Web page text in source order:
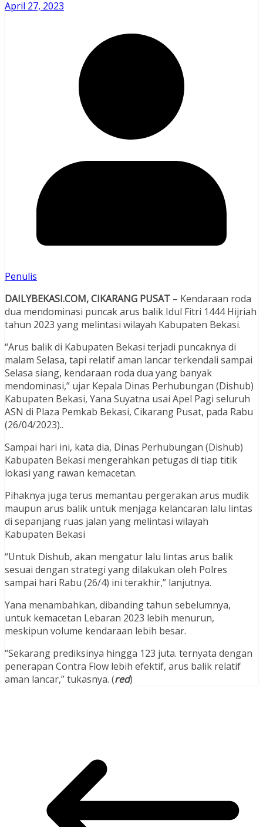
April 27, 2023
Penulis
DAILYBEKASI.COM, CIKARANG PUSAT – Kendaraan roda
dua mendominasi puncak arus balik Idul Fitri 1444 Hijriah
tahun 2023 yang melintasi wilayah Kabupaten Bekasi.
“Arus balik di Kabupaten Bekasi terjadi puncaknya di
malam Selasa, tapi relatif aman lancar terkendali sampai
Selasa siang, kendaraan roda dua yang banyak
mendominasi,” ujar Kepala Dinas Perhubungan (Dishub)
Kabupaten Bekasi, Yana Suyatna usai Apel Pagi seluruh
ASN di Plaza Pemkab Bekasi, Cikarang Pusat, pada Rabu
(26/04/2023)..
Sampai hari ini, kata dia, Dinas Perhubungan (Dishub)
Kabupaten Bekasi mengerahkan petugas di tiap titik
lokasi yang rawan kemacetan.
Pihaknya juga terus memantau pergerakan arus mudik
maupun arus balik untuk menjaga kelancaran lalu lintas
di sepanjang ruas jalan yang melintasi wilayah
Kabupaten Bekasi
“Untuk Dishub, akan mengatur lalu lintas arus balik
sesuai dengan strategi yang dilakukan oleh Polres
sampai hari Rabu (26/4) ini terakhir,” lanjutnya.
Yana menambahkan, dibanding tahun sebelumnya,
untuk kemacetan Lebaran 2023 lebih menurun,
meskipun volume kendaraan lebih besar.
“Sekarang prediksinya hingga 123 juta. ternyata dengan
penerapan Contra Flow lebih efektif, arus balik relatif
aman lancar,” tukasnya. (red)